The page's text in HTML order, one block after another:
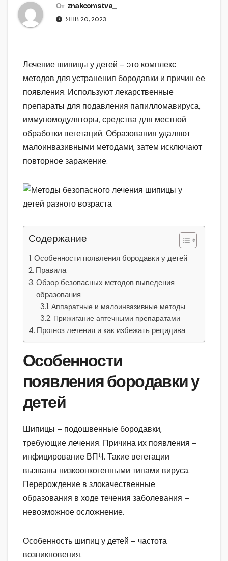
От znakcomstva_
ЯНВ 20, 2023
Лечение шипицы у детей – это комплекс
методов для устранения бородавки и причин ее
появления. Используют лекарственные
препараты для подавления папилломавируса,
иммуномодуляторы, средства для местной
обработки вегетаций. Образования удаляют
малоинвазивными методами, затем исключают
повторное заражение.
Содержание
Особенности появления бородавки у детей
Правила
Обзор безопасных методов выведения
образования
Аппаратные и малоинвазивные методы
Прижигание аптечными препаратами
Прогноз лечения и как избежать рецидива
Особенности
появления бородавки у
детей
Шипицы – подошвенные бородавки,
требующие лечения. Причина их появления –
инфицирование ВПЧ. Такие вегетации
вызваны низкоонкогенными типами вируса.
Перерождение в злокачественные
образования в ходе течения заболевания –
невозможное осложнение.
Особенность шипиц у детей – частота
возникновения.